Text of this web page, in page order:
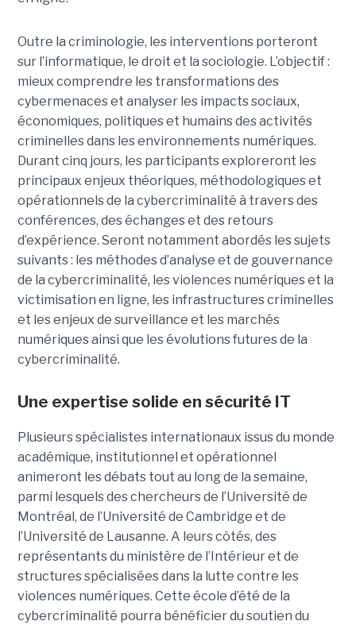
Outre la criminologie, les interventions porteront
sur l’informatique, le droit et la sociologie. L’objectif :
mieux comprendre les transformations des
cybermenaces et analyser les impacts sociaux,
économiques, politiques et humains des activités
criminelles dans les environnements numériques.
Durant cinq jours, les participants exploreront les
principaux enjeux théoriques, méthodologiques et
opérationnels de la cybercriminalité à travers des
conférences, des échanges et des retours
d’expérience. Seront notamment abordés les sujets
suivants : les méthodes d’analyse et de gouvernance
de la cybercriminalité, les violences numériques et la
victimisation en ligne, les infrastructures criminelles
et les enjeux de surveillance et les marchés
numériques ainsi que les évolutions futures de la
cybercriminalité.
Une expertise solide en sécurité IT
Plusieurs spécialistes internationaux issus du monde
académique, institutionnel et opérationnel
animeront les débats tout au long de la semaine,
parmi lesquels des chercheurs de l’Université de
Montréal, de l’Université de Cambridge et de
l’Université de Lausanne. A leurs côtés, des
représentants du ministère de l’Intérieur et de
structures spécialisées dans la lutte contre les
violences numériques. Cette école d’été de la
cybercriminalité pourra bénéficier du soutien du